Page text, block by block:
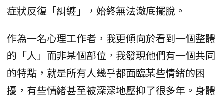
症狀反復「糾纏」，始終無法澈底擺脫。
作為一名心理工作者，我更傾向於看到一個整體
的「人」而非某個部位，我發現他們有一個共同
的特點，就是所有人幾乎都面臨某些情緒的困
擾，有些情緒甚至被深深地壓抑了很多年。身體